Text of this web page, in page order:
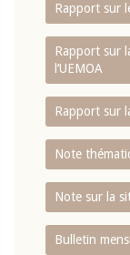
Rapport sur
Rapport sur
l‘UEMOA
Rapport sur
Note
Note sur la
Bulletin